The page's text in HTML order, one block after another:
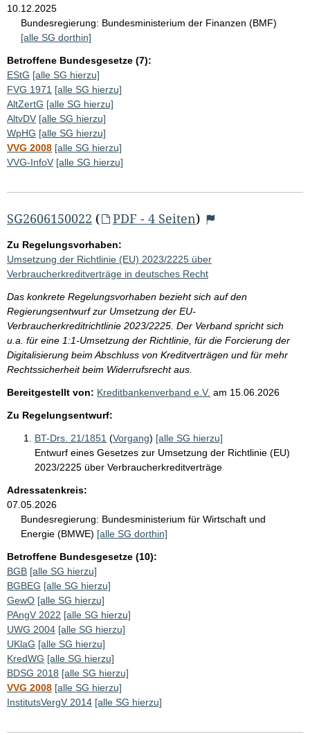
10.12.2025
Bundesregierung: Bundesministerium der Finanzen (BMF)
[alle SG dorthin]
Betroffene Bundesgesetze (7):
EStG [alle SG hierzu]
FVG 1971 [alle SG hierzu]
AltZertG [alle SG hierzu]
AltvDV [alle SG hierzu]
WpHG [alle SG hierzu]
VVG 2008 [alle SG hierzu]
VVG-InfoV [alle SG hierzu]
SG2606150022 ( PDF - 4 Seiten)
Zu Regelungsvorhaben:
Umsetzung der Richtlinie (EU) 2023/2225 über
Verbraucherkreditverträge in deutsches Recht
Das konkrete Regelungsvorhaben bezieht sich auf den
Regierungsentwurf zur Umsetzung der EU-
Verbraucherkreditrichtlinie 2023/2225. Der Verband spricht sich
u.a. für eine 1:1-Umsetzung der Richtlinie, für die Forcierung der
Digitalisierung beim Abschluss von Kreditverträgen und für mehr
Rechtssicherheit beim Widerrufsrecht aus.
Bereitgestellt von: Kreditbankenverband e.V. am 15.06.2026
Zu Regelungsentwurf:
BT-Drs. 21/1851 (Vorgang) [alle SG hierzu]
Entwurf eines Gesetzes zur Umsetzung der Richtlinie (EU)
2023/2225 über Verbraucherkreditverträge
Adressatenkreis:
07.05.2026
Bundesregierung: Bundesministerium für Wirtschaft und
Energie (BMWE) [alle SG dorthin]
Betroffene Bundesgesetze (10):
BGB [alle SG hierzu]
BGBEG [alle SG hierzu]
GewO [alle SG hierzu]
PAngV 2022 [alle SG hierzu]
UWG 2004 [alle SG hierzu]
UKlaG [alle SG hierzu]
KredWG [alle SG hierzu]
BDSG 2018 [alle SG hierzu]
VVG 2008 [alle SG hierzu]
InstitutsVergV 2014 [alle SG hierzu]